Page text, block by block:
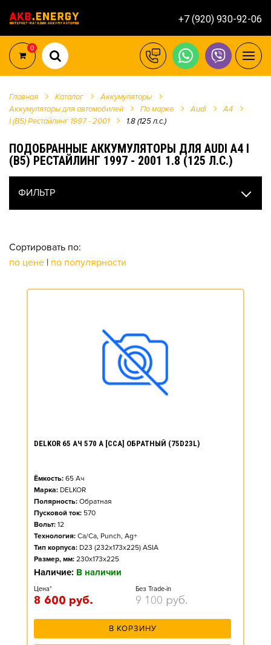
+7 (920) 930-92-06
0
Главная Каталог
Аккумуляторы
Аккумуляторы для автомобилей
По марке Audi
A4
I (B5) Рестайлинг 1997 - 2001
1.8 (125 л.с.)
ПОДОБРАННЫЕ АККУМУЛЯТОРЫ ДЛЯ AUDI A4 I
(B5) РЕСТАЙЛИНГ 1997 - 2001 1.8 (125 Л.С.)
ФИЛЬТР
Сортировать по:
по цене | по популярности
DELKOR 65 АЧ 570 А [CCA] ОБРАТНЫЙ (75D23L)
Ёмкость: 65 Ач
Марка: DELKOR
Полярность: Обратная
Пусковой ток: 570
Вольт: 12
Технология: Ca/Ca, Punch, Ag+
Тип корпуса: D23 (232x173x225) ASIA
Размер, мм: 230x173x225
Наличие: В наличии
Цена*
8 600 руб.
Без Trade-in
9 100 руб.
В КОРЗИНУ